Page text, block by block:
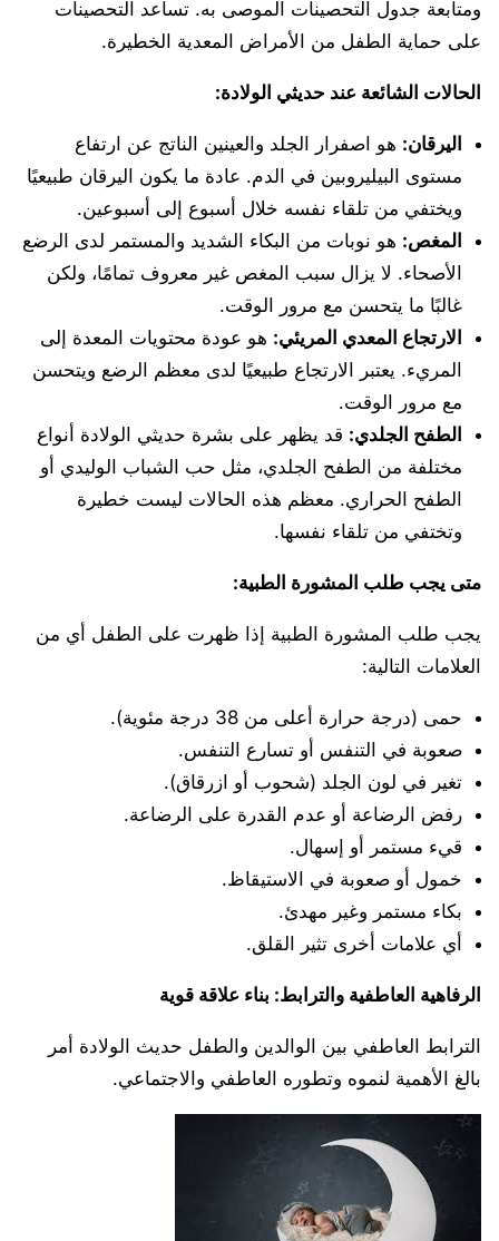
ومتابعة جدول التحصينات الموصى به. تساعد التحصينات
على حماية الطفل من الأمراض المعدية الخطيرة.
الحالات الشائعة عند حديثي الولادة:
اليرقان: هو اصفرار الجلد والعينين الناتج عن ارتفاع
مستوى البيليروبين في الدم. عادة ما يكون اليرقان طبيعيًا
ويختفي من تلقاء نفسه خلال أسبوع إلى أسبوعين.
المغص: هو نوبات من البكاء الشديد والمستمر لدى الرضع
الأصحاء. لا يزال سبب المغص غير معروف تمامًا، ولكن
غالبًا ما يتحسن مع مرور الوقت.
الارتجاع المعدي المريئي: هو عودة محتويات المعدة إلى
المريء. يعتبر الارتجاع طبيعيًا لدى معظم الرضع ويتحسن
مع مرور الوقت.
الطفح الجلدي: قد يظهر على بشرة حديثي الولادة أنواع
مختلفة من الطفح الجلدي، مثل حب الشباب الوليدي أو
الطفح الحراري. معظم هذه الحالات ليست خطيرة
وتختفي من تلقاء نفسها.
متى يجب طلب المشورة الطبية:
يجب طلب المشورة الطبية إذا ظهرت على الطفل أي من
العلامات التالية:
حمى (درجة حرارة أعلى من 38 درجة مئوية).
صعوبة في التنفس أو تسارع التنفس.
تغير في لون الجلد (شحوب أو ازرقاق).
رفض الرضاعة أو عدم القدرة على الرضاعة.
قيء مستمر أو إسهال.
خمول أو صعوبة في الاستيقاظ.
بكاء مستمر وغير مهدئ.
أي علامات أخرى تثير القلق.
الرفاهية العاطفية والترابط: بناء علاقة قوية
الترابط العاطفي بين الوالدين والطفل حديث الولادة أمر
بالغ الأهمية لنموه وتطوره العاطفي والاجتماعي.